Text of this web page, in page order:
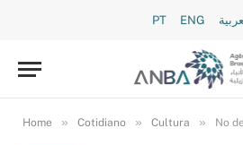
PT ENG
Home » Cotidiano » Cultura » No